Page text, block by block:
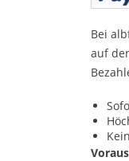
Bei
auf